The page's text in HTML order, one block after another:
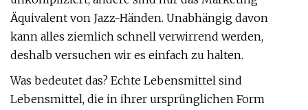
Äquivalent von Jazz-Händen. Unabhängig davon
kann alles ziemlich schnell verwirrend werden,
deshalb versuchen wir es einfach zu halten.
Was bedeutet das? Echte Lebensmittel sind
Lebensmittel, die in ihrer ursprünglichen Form